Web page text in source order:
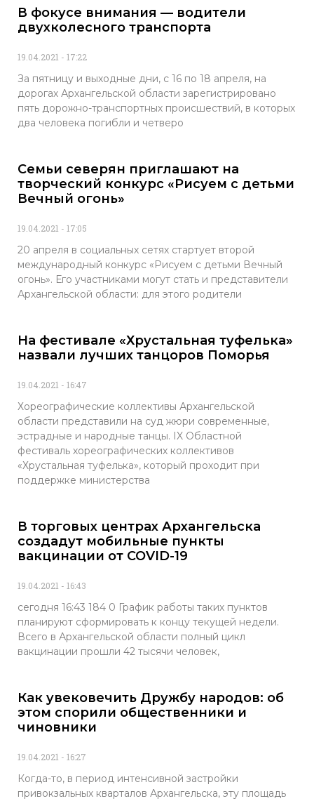
В фокусе внимания — водители
двухколесного транспорта
19.04.2021 17:22
За пятницу и выходные дни, с 16 по 18 апреля, на
дорогах Архангельской области зарегистрировано
пять дорожно-транспортных происшествий, в которых
два человека погибли и четверо
Семьи северян приглашают на
творческий конкурс «Рисуем с детьми
Вечный огонь»
19.04.2021 17:05
20 апреля в социальных сетях стартует второй
международный конкурс «Рисуем с детьми Вечный
огонь». Его участниками могут стать и представители
Архангельской области: для этого родители
На фестивале «Хрустальная туфелька»
назвали лучших танцоров Поморья
19.04.2021 16:47
Хореографические коллективы Архангельской
области представили на суд жюри современные,
эстрадные и народные танцы. IX Областной
фестиваль хореографических коллективов
«Хрустальная туфелька», который проходит при
поддержке министерства
В торговых центрах Архангельска
создадут мобильные пункты
вакцинации от COVID-19
19.04.2021 16:43
сегодня 16:43 184 0 График работы таких пунктов
планируют сформировать к концу текущей недели.
Всего в Архангельской области полный цикл
вакцинации прошли 42 тысячи человек,
Как увековечить Дружбу народов: об
этом спорили общественники и
чиновники
19.04.2021 16:27
Когда-то, в период интенсивной застройки
привокзальных кварталов Архангельска, эту площадь